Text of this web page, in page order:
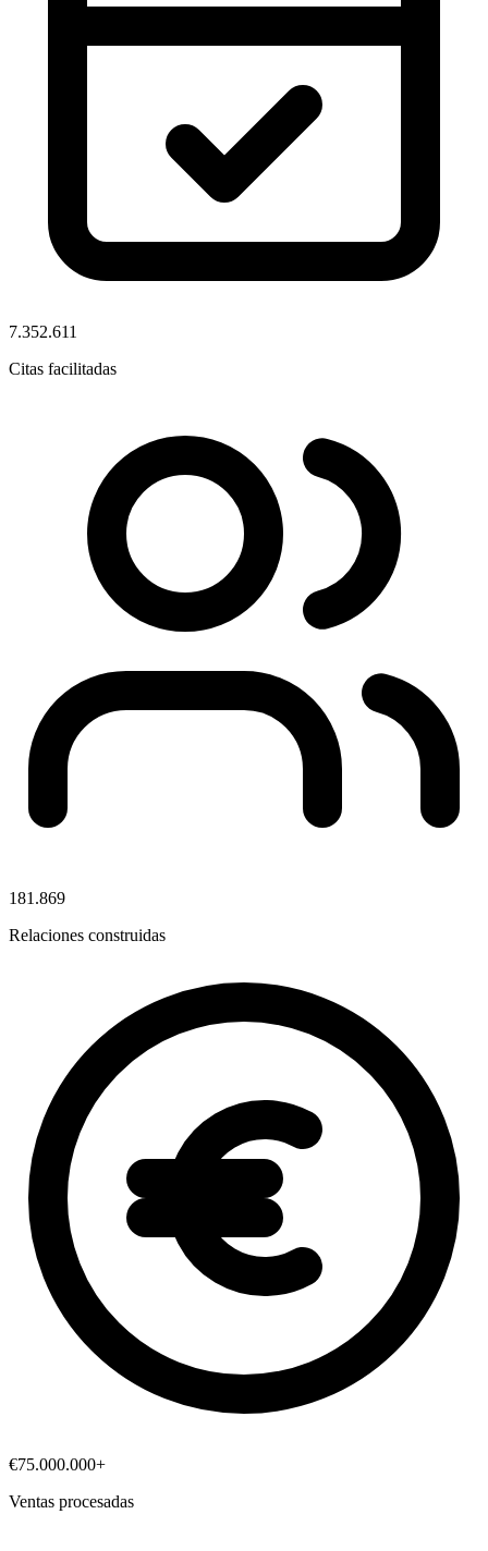
7.352.611
Citas facilitadas
181.869
Relaciones construidas
€75.000.000+
Ventas procesadas